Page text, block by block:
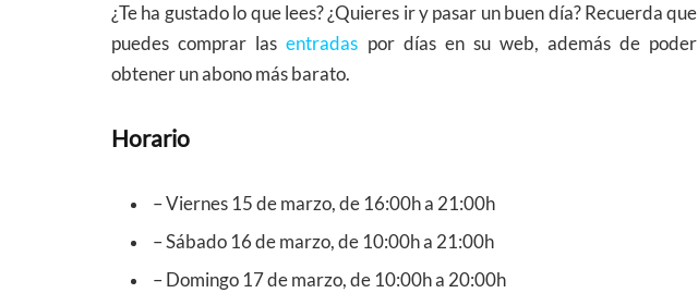
¿Te ha gustado lo que lees? ¿Quieres ir y pasar un buen día? Recuerda que
puedes comprar lasentradas por días en su web, además de poder
obtener un abono más barato.
Horario
– Viernes 15 de marzo, de 16:00h a 21:00h
– Sábado 16 de marzo, de 10:00h a 21:00h
– Domingo 17 de marzo, de 10:00h a 20:00h